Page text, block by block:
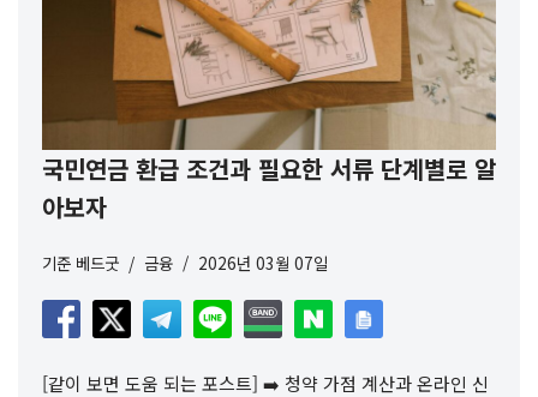
국민연금 환급 조건과 필요한 서류 단계별로 알
아보자
기준 베드굿 금융 2026년 03월 07일
[같이 보면 도움 되는 포스트] ➡️ 청약 가점 계산과 온라인 신